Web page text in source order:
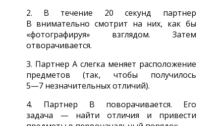
2. В течение 20 секунд партнер
В внимательно смотрит на них, как бы
«фотографируя» взглядом. Затем
отворачивается.
3. Партнер А слегка меняет расположение
предметов (так, чтобы получилось
5—7 незначительныхотличий).
4. Партнер В поворачивается. Его
задача — найти отличия и привести